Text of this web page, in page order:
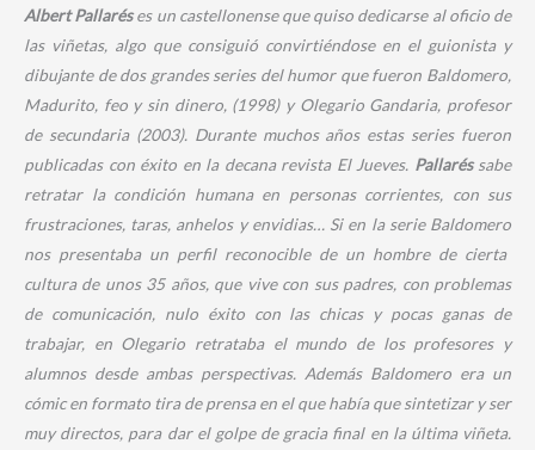
Albert Pallaréses un castellonense que quiso dedicarse al oficio de
las viñetas, algo que consiguió convirtiéndose en el guionista y
dibujante de dos grandes series del humor que fueron Baldomero,
Madurito, feo y sin dinero, (1998) y Olegario Gandaria, profesor
de secundaria (2003). Durante muchos años estas series fueron
publicadas con éxito en la decana revista El Jueves. Pallaréssabe
retratar la condición humana en personas corrientes, con sus
frustraciones, taras, anhelos y envidias… Si en la serie Baldomero
nos presentaba un perfil reconocible de un hombre de cierta
cultura de unos 35 años, que vive con sus padres, con problemas
de comunicación, nulo éxito con las chicas y pocas ganas de
trabajar, en Olegario retrataba el mundo de los profesores y
alumnos desde ambas perspectivas. Además Baldomero era un
cómic en formato tira de prensa en el que había que sintetizar y ser
muy directos, para dar el golpe de gracia final en la última viñeta.